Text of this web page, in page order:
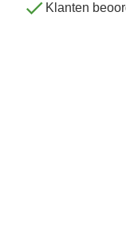
Klanten